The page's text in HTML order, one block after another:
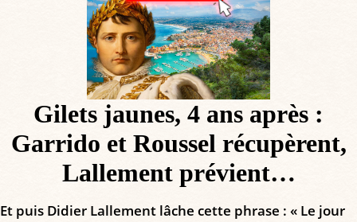
Gilets jaunes, 4 ans après :
Garrido et Roussel récupèrent,
Lallement prévient…
Et puis Didier Lallement lâche cette phrase : « Le jour